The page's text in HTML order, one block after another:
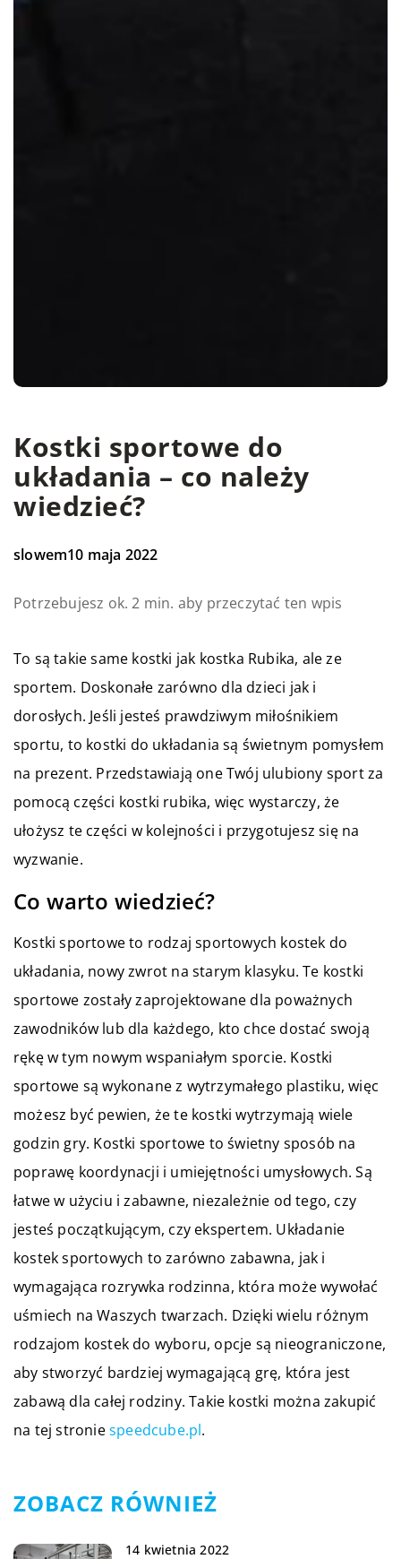
Kostki sportowe do
układania – co należy
wiedzieć?
slowem10 maja 2022
Potrzebujesz ok. 2 min. aby przeczytać ten wpis
To są takie same kostki jak kostka Rubika, ale ze
sportem. Doskonałe zarówno dla dzieci jak i
dorosłych. Jeśli jesteś prawdziwym miłośnikiem
sportu, to kostki do układania są świetnym pomysłem
na prezent. Przedstawiają one Twój ulubiony sport za
pomocą części kostki rubika, więc wystarczy, że
ułożysz te części w kolejności i przygotujesz się na
wyzwanie.
Co warto wiedzieć?
Kostki sportowe to rodzaj sportowych kostek do
układania, nowy zwrot na starym klasyku. Te kostki
sportowe zostały zaprojektowane dla poważnych
zawodników lub dla każdego, kto chce dostać swoją
rękę w tym nowym wspaniałym sporcie. Kostki
sportowe są wykonane z wytrzymałego plastiku, więc
możesz być pewien, że te kostki wytrzymają wiele
godzin gry. Kostki sportowe to świetny sposób na
poprawę koordynacji i umiejętności umysłowych. Są
łatwe w użyciu i zabawne, niezależnie od tego, czy
jesteś początkującym, czy ekspertem. Układanie
kostek sportowych to zarówno zabawna, jak i
wymagająca rozrywka rodzinna, która może wywołać
uśmiech na Waszych twarzach. Dzięki wielu różnym
rodzajom kostek do wyboru, opcje są nieograniczone,
aby stworzyć bardziej wymagającą grę, która jest
zabawą dla całej rodziny. Takie kostki można zakupić
na tej stroniespeedcube.pl.
ZOBACZ RÓWNIEŻ
14 kwietnia 2022